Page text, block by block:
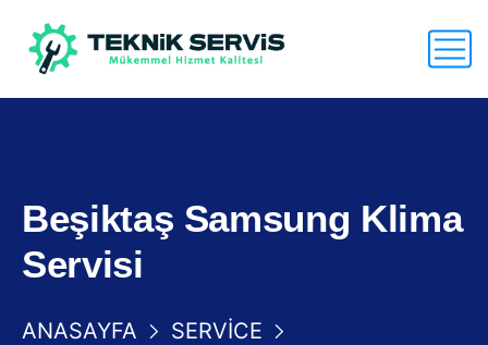
Beşiktaş Samsung Klima
Servisi
ANASAYFA
SERVICE